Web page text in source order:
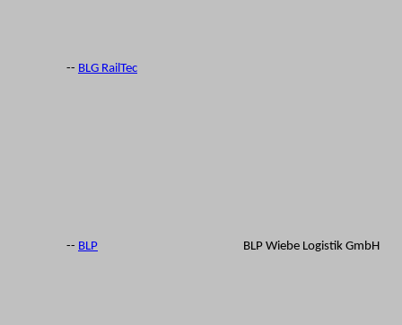
-- BLG RailTec
-- BLP BLP Wiebe Logistik GmbH